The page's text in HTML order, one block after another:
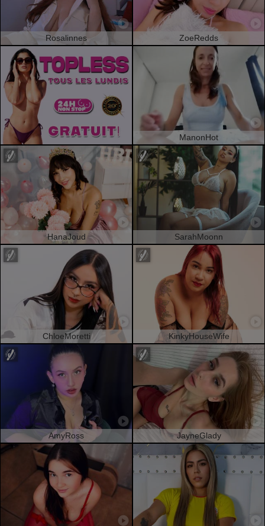
Rosalinnes ZoeRedds
ManonHot
HanaJoud SarahMoonn
ChloeMoretti KinkyHouseWife
AmyRoss JayneGlady